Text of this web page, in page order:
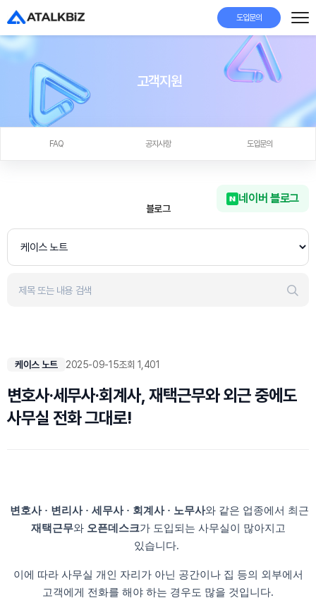
도입문의
고객지원
FAQ 공지사항 도입문의
블로그
네이버 블로그
케이스 노트 2025-09-15조회 1,401
변호사·세무사·회계사, 재택근무와 외근 중에도
사무실 전화 그대로!
변호사 · 변리사 · 세무사 · 회계사 · 노무사와 같은 업종에서 최근
재택근무와 오픈데스크가 도입되는 사무실이 많아지고
있습니다.
이에 따라 사무실 개인 자리가 아닌 공간이나 집 등의 외부에서
고객에게 전화를 해야 하는 경우도 많을 것입니다.